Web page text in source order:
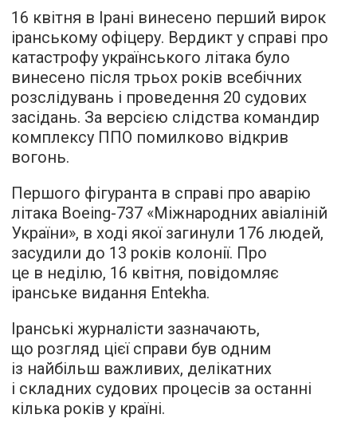
16 квітня в Ірані винесено перший вирок
іранському офіцеру. Вердикт у справі про
катастрофу українського літака було
винесено після трьох років всебічних
розслідувань і проведення 20 судових
засідань. За версією слідства командир
комплексу ППО помилково відкрив
вогонь.
Першого фігуранта в справі про аварію
літака Boeing-737 «Міжнародних авіаліній
України», в ході якої загинули 176 людей,
засудили до 13 років колонії. Про
це в неділю, 16 квітня, повідомляє
іранське видання Entekha.
Іранські журналісти зазначають,
що розгляд цієї справи був одним
із найбільш важливих, делікатних
і складних судових процесів за останні
кілька років у країні.